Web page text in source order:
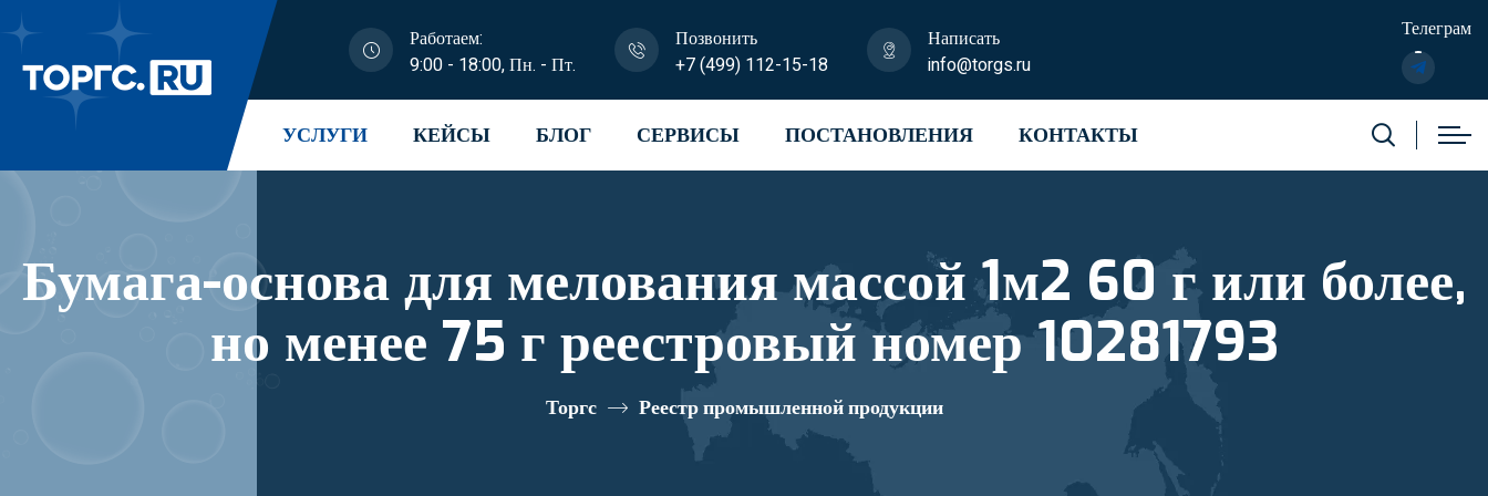
Работаем:
9:00 - 18:00, Пн. - Пт.
Позвонить
+7 (499) 112-15-18
Написать
info@torgs.ru
Телеграм
УСЛУГИ КЕЙСЫ БЛОГ СЕРВИСЫ ПОСТАНОВЛЕНИЯ КОНТАКТЫ
Бумага-основа для мелования массой 1м2 60 г или более,
но менее 75 г реестровый номер 10281793
Торгс Реестр промышленной продукции